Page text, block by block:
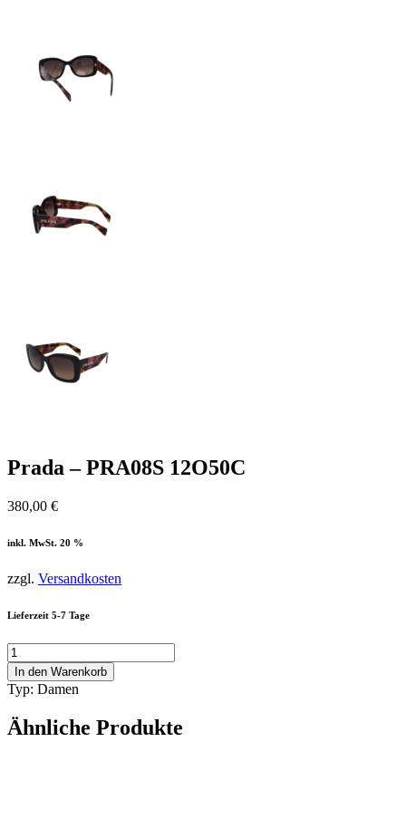
Prada – PRA08S 12O50C
380,00 €
inkl. MwSt. 20 %
zzgl. Versandkosten
Lieferzeit 5-7 Tage
Prada
-
PRA08S
12O50C
Menge
In den Warenkorb
Typ: Damen
Ähnliche Produkte